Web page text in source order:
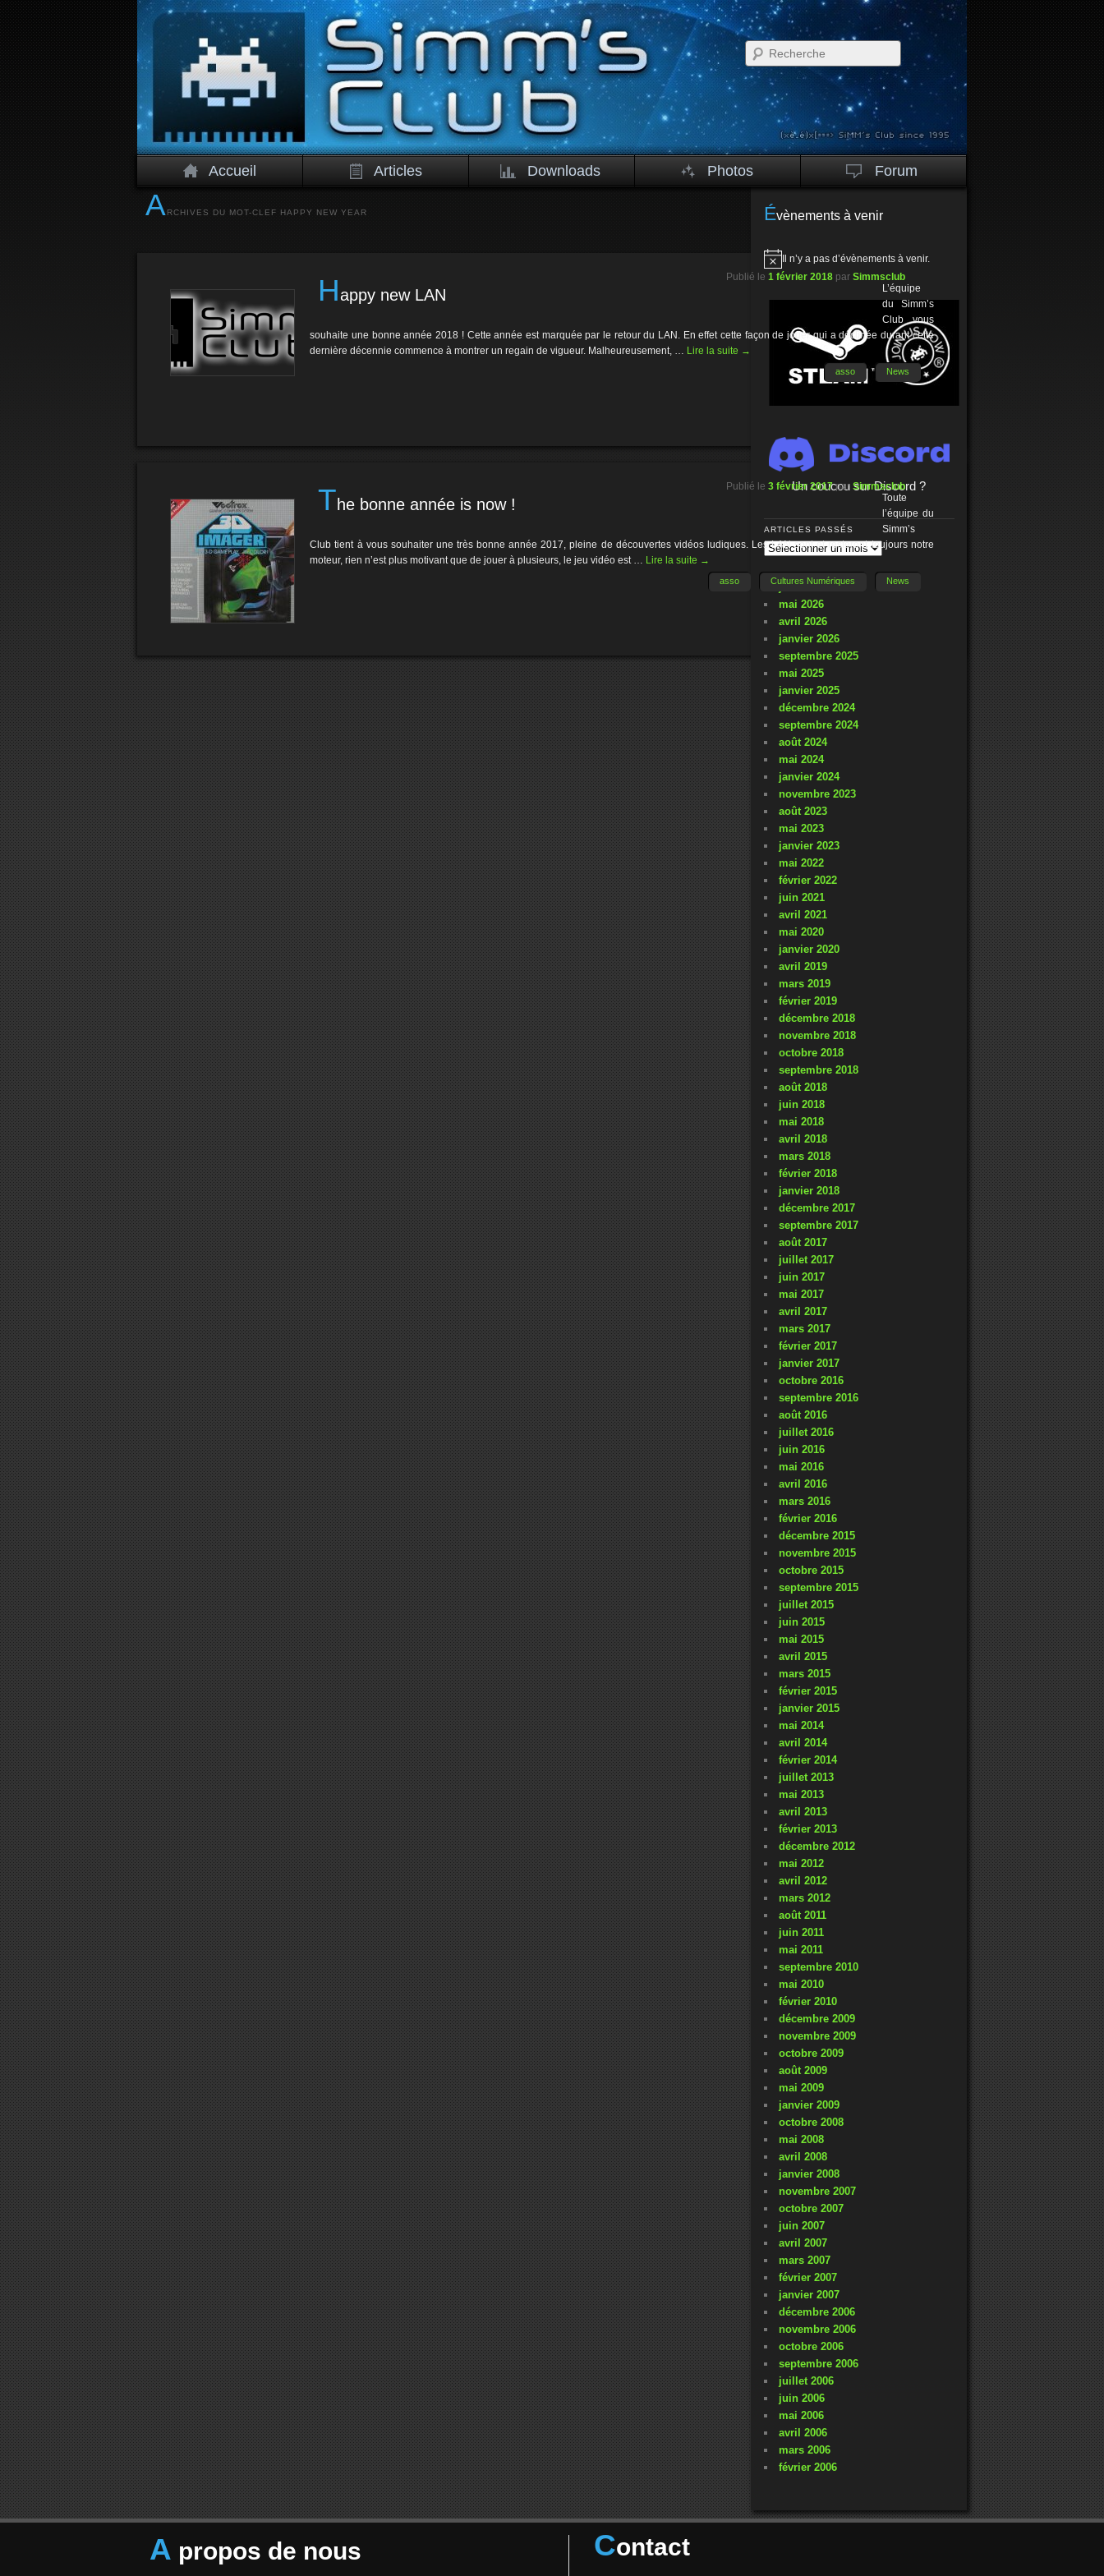
Accueil Articles Downloads Photos Forum
A RCHIVES DU MOT-CLEF HAPPY NEW YEAR
Publié le1 février 2018 parSimmsclub
Happy new LAN
L’équipe
du Simm’s
Club vous
souhaite une bonne année 2018 ! Cette année est marquée par le retour du LAN. En effet cette façon de jouer qui a déclinée durant cette
dernière décennie commence à montrer un regain de vigueur. Malheureusement, … Lire la suite →
asso News
Publié le3 février 2017 parSimmsclub
The bonne année is now !
Toute
l’équipe du
Simm’s
Club tient à vous souhaiter une très bonne année 2017, pleine de découvertes vidéos ludiques. Les LAN sont et resteront toujours notre
moteur, rien n’est plus motivant que de jouer à plusieurs, le jeu vidéo est … Lire la suite →
asso Cultures Numériques News
Évènements à venir
Notice
Il n’y a pas d’évènements à venir.
Un coucou sur Discord ?
ARTICLES PASSÉS
Articles
juin 2026
mai 2026
avril 2026
janvier 2026
septembre 2025
mai 2025
janvier 2025
décembre 2024
septembre 2024
août 2024
mai 2024
janvier 2024
novembre 2023
août 2023
mai 2023
janvier 2023
mai 2022
février 2022
juin 2021
avril 2021
mai 2020
janvier 2020
avril 2019
mars 2019
février 2019
décembre 2018
novembre 2018
octobre 2018
septembre 2018
août 2018
juin 2018
mai 2018
avril 2018
mars 2018
février 2018
janvier 2018
décembre 2017
septembre 2017
août 2017
juillet 2017
juin 2017
mai 2017
avril 2017
mars 2017
février 2017
janvier 2017
octobre 2016
septembre 2016
août 2016
juillet 2016
juin 2016
mai 2016
avril 2016
mars 2016
février 2016
décembre 2015
novembre 2015
octobre 2015
septembre 2015
juillet 2015
juin 2015
mai 2015
avril 2015
mars 2015
février 2015
janvier 2015
mai 2014
avril 2014
février 2014
juillet 2013
mai 2013
avril 2013
février 2013
décembre 2012
mai 2012
avril 2012
mars 2012
août 2011
juin 2011
mai 2011
septembre 2010
mai 2010
février 2010
décembre 2009
novembre 2009
octobre 2009
août 2009
mai 2009
janvier 2009
octobre 2008
mai 2008
avril 2008
janvier 2008
novembre 2007
octobre 2007
juin 2007
avril 2007
mars 2007
février 2007
janvier 2007
décembre 2006
novembre 2006
octobre 2006
septembre 2006
juillet 2006
juin 2006
mai 2006
avril 2006
mars 2006
février 2006
A propos de nous Contact